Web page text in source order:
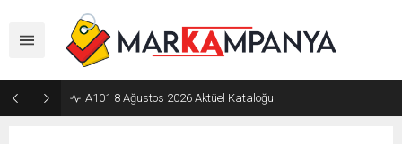
A101 8 Ağustos 2026 Aktüel Kataloğu